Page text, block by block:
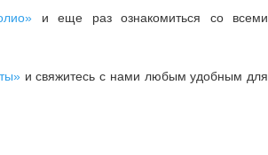
и еще раз ознакомиться со всеми
и свяжитесь с нами любым удобным для